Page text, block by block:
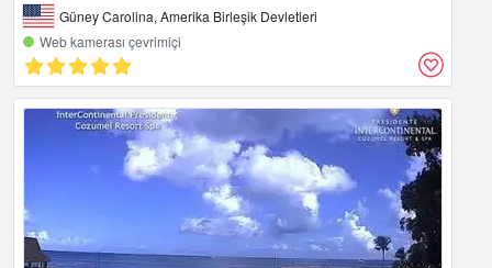
Güney Carolina, Amerika Birleşik Devletleri
Web kamerası çevrimiçi